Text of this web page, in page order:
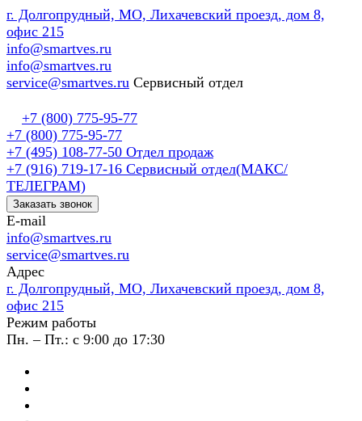
г. Долгопрудный, МО, Лихачевский проезд, дом 8,
офис 215
info@smartves.ru
info@smartves.ru
service@smartves.ru Сервисный отдел
+7 (800) 775-95-77
+7 (800) 775-95-77
+7 (495) 108-77-50 Отдел продаж
+7 (916) 719-17-16 Сервисный отдел(МАКС/
ТЕЛЕГРАМ)
Заказать звонок
E-mail
info@smartves.ru
service@smartves.ru
Адрес
г. Долгопрудный, МО, Лихачевский проезд, дом 8,
офис 215
Режим работы
Пн. – Пт.: с 9:00 до 17:30